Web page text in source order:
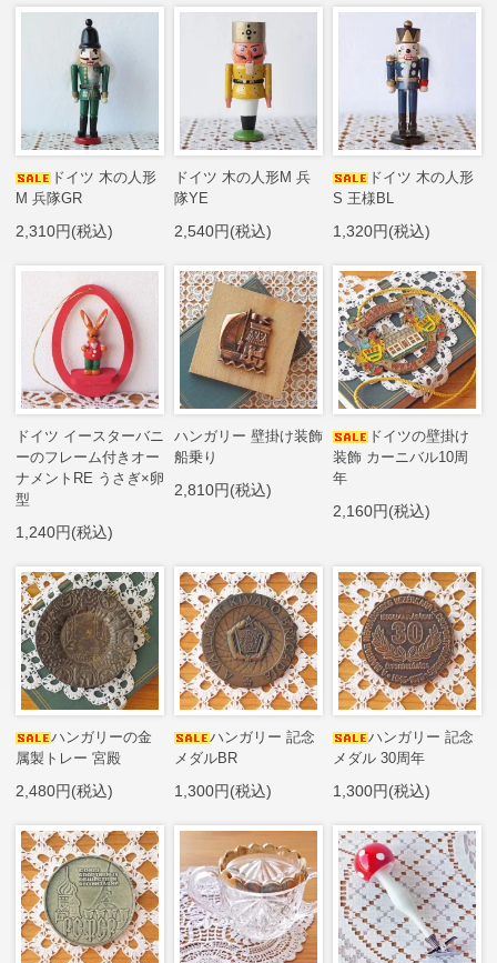
ドイツ 木の人形
M 兵隊GR
2,310円(税込)
ドイツ 木の人形M 兵
隊YE
2,540円(税込)
ドイツ 木の人形
S 王様BL
1,320円(税込)
ドイツ イースターバニ
ーのフレーム付きオー
ナメントRE うさぎ×卵
型
1,240円(税込)
ハンガリー 壁掛け装飾
船乗り
2,810円(税込)
ドイツの壁掛け
装飾 カーニバル10周
年
2,160円(税込)
ハンガリーの金
属製トレー 宮殿
2,480円(税込)
ハンガリー 記念
メダルBR
1,300円(税込)
ハンガリー 記念
メダル 30周年
1,300円(税込)